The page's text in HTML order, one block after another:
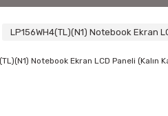
LP156WH4(TL)(N1) Notebook Ekran